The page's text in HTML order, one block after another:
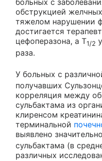
больных с
обструкцией
тяжелом нарушении
достигается
цефоперазона, а T1/2
раза.
У больных с
получавших
корреляция между
сульбактама из
клиренсом
терминальной
выявлено
сульбактама (в
различных